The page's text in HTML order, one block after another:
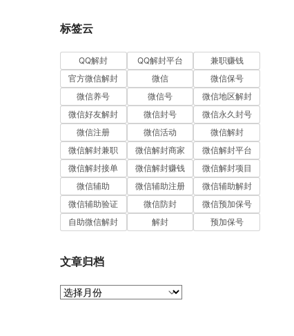
标签云
QQ解封 QQ解封平台
兼职赚钱
官方微信解封
微信
微信保号
微信养号
微信号
微信地区解封
微信好友解封
微信封号
微信永久封号
微信注册
微信活动
微信解封
微信解封兼职
微信解封商家
微信解封平台
微信解封接单
微信解封赚钱
微信解封项目
微信辅助
微信辅助注册
微信辅助解封
微信辅助验证
微信防封
微信预加保号
自助微信解封
解封 预加保号
文章归档
文